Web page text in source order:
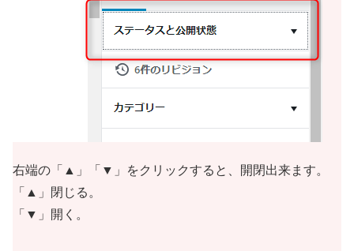
右端の「▲」「▼」をクリックすると、開閉出来ます。
「▲」閉じる。
「▼」開く。